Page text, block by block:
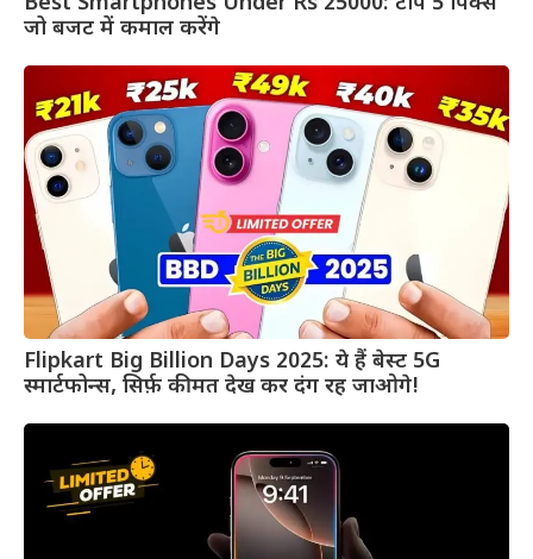
जो बजट में कमाल करेंगे
Flipkart Big Billion Days 2025: ये हैं बेस्ट 5G
स्मार्टफोन्स, सिर्फ़ कीमत देख कर दंग रह जाओगे!